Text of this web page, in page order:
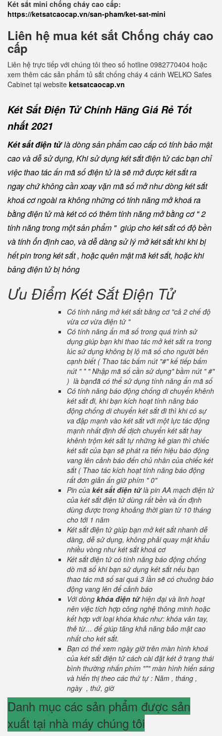
Két sắt mini chống cháy cao cấp:
https://ketsatcaocap.vn/san-pham/ket-sat-mini
Liên hệ mua két sắt Chống cháy cao
cấp
Liên hệ trực tiếp với chúng tôi theo số hotline 0982770404 hoặc
xem thêm các sản phẩm tủ sắt chống cháy 4 cánh WELKO Safes
Cabinet tại website ketsatcaocap.vn
Két Sắt Điện Tử Chính Hãng Giá Rẻ Tốt
nhất 2021
Két sắt điện tửlà dòng sản phẩm cao cấp có tính bảo mật
cao và dễ sử dụng, Khi sử dụng két sắt điện tử các bạn chỉ
việc thao tác ấn mã số điện tử là sẽ mở được két sắt ra
ngay chứ không cần xoay vặn mã số mở như dòng két sắt
khoá cơ ngoài ra không những có tính năng mở khoá ra
bằng điện tử mà két có có thêm tính năng mở bằng cơ " 2
tính năng trong một sản phẩm " giúp cho két sắt có độ bền
và tính ổn định cao, và dễ dàng sử lý mở két sắt khi khi bị
hết pin trong két sắt , hoặc quên mật mã két sắt, hoặc khi
bảng điện tử bị hỏng
Ưu Điểm Két Sắt Điện Tử
Có tính năng mở két sắt bằng cơ "cả 2 chế độ
vừa cơ vừa điện tử "
Có tính năng ẩn mã số trong quá trình sử
dụng giúp bạn khi thao tác mở két sắt ra trong
lúc sử dụng không bị lộ mã số cho người bên
cạnh biết ( Thao tác bấm nút "#" kế tiếp bấm
nút " * " Nhập mã số cần sử dụng" bầm nút " #"
) là bạnđã có thể sử dụng tính năng ẩn mã số
Có tính năng báo động chống di chuyển khênh
két sắt đi, khi bạn kích hoạt tính năng báo
động chống di chuyển két sắt đi thì khi có sự
va đập mạnh vào két sắt với một lực tác động
mạnh nhất định để dịch chuyển két sắt hay
khênh trộm két sắt tự những kẻ gian thì chiếc
két sắt của bạn sẽ phát ra tiến hiệu báo động
vang lên cảnh báo đến chủ nhân của chiếc két
sắt ( Thao tác kích hoạt tính năng báo động
rất đơn giản ấn giữ phím " 0"
Pin của két sắt điện tửlà pin AA mạch điện tử
của két sắt điện tử dùng rất bền và ổn định
dùng được trong khoảng thời gian từ 10 tháng
cho tới 1 năm
Két sắt điện tử giúp bạn mở két sắt nhanh dễ
dàng, dễ sử dụng, không phải quay mật khẩu
nhiều vòng như két sắt khoá cơ
Két sắt điện tử có tính năng báo động chống
dò mã số khi bạn sử dụng két sắt nếu bạn
thao tác mã số sai quá 3 lần sẽ có chuông báo
động vang lên để cảnh báo
Với dòng khóa điện tửhiện đại và linh hoạt
nên việc tích hợp công nghệ thông minh hoặc
kết hợp với loại khóa khác như: khóa vân tay,
thẻ từ… để giúp tăng khả năng bảo mật cao
nhất cho két sắt.
Bạn có thể xem ngày giờ trên màn hình khoá
của két sắt điện tử cách cài đặt két ở trạng thái
bình thường nhấn phím "*" màn hình hiển sáng
và hiển thị theo các thứ tự : Năm , tháng ,
ngày , thứ, giờ
Danh mục các sản phẩm được sản
xuất tại nhà máy chúng tôi